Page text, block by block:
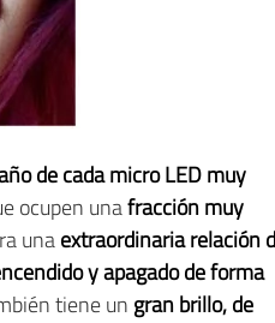
de cada micro LED muy
ocupen unafracción muy
unaextraordinaria relación
y apagado de forma
tiene un gran brillo, de